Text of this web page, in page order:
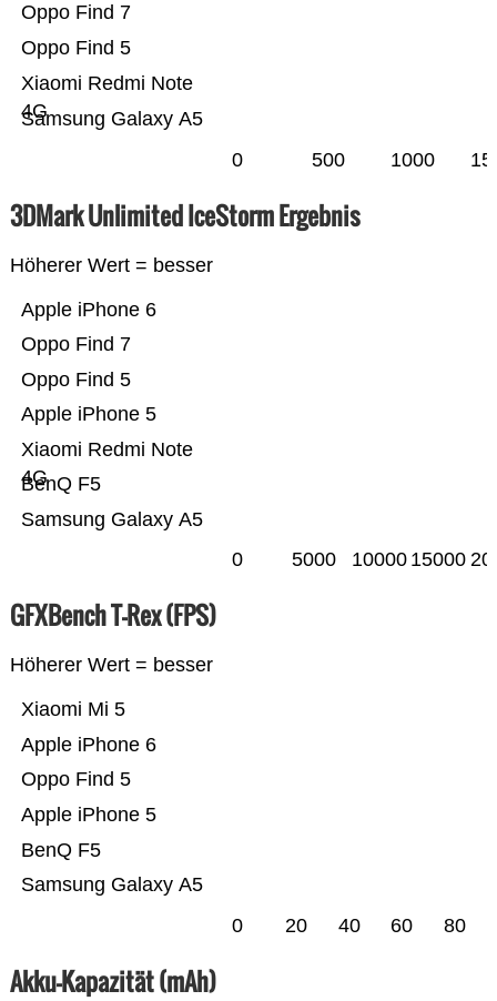
Samsung Galaxy A5
Xiaomi Redmi Note
4G
Oppo Find 5
Oppo Find 7
0 500 1000
3DMark Unlimited IceStorm Ergebnis
Höherer Wert = besser
Samsung Galaxy A5
BenQ F5
Xiaomi Redmi Note
4G
Apple iPhone 5
Oppo Find 5
Oppo Find 7
Apple iPhone 6
0 5000 10000 15000
GFXBench T-Rex (FPS)
Höherer Wert = besser
Samsung Galaxy A5
BenQ F5
Apple iPhone 5
Oppo Find 5
Apple iPhone 6
Xiaomi Mi 5
0 20 40 60 80
Akku-Kapazität (mAh)